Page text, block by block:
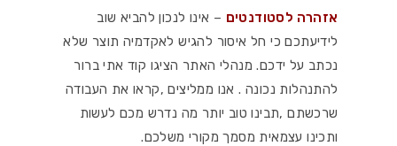
אזהרה לסטודנטים – אינו לנכון להביא שוב
לידיעתכם כי חל איסור להגיש לאקדמיה תוצר שלא
נכתב על ידכם. מנהלי האתר הציגו קוד אתי ברור
להתנהלות נכונה . אנו ממליצים ,קראו את העבודה
שרכשתם ,תבינו טוב יותר מה נדרש מכם לעשות
ותכינו עצמאית מסמך מקורי משלכם.